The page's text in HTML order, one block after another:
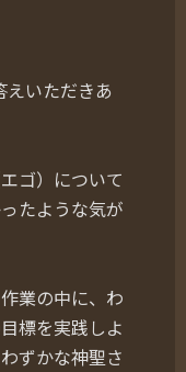
いただきあ
ゴ）について
たような気が
業の中に、わ
標を実践しよ
ずかな神聖さ